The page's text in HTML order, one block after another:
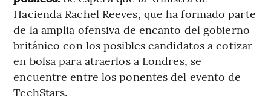
Hacienda Rachel Reeves, que ha formado parte
de la amplia ofensiva de encanto del gobierno
británico con los posibles candidatos a cotizar
en bolsa para atraerlos a Londres, se
encuentre entre los ponentes del evento de
TechStars.